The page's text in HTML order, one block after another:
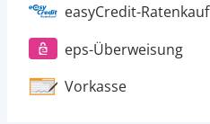
easyCredit-Ratenkauf
eps-Überweisung
Vorkasse